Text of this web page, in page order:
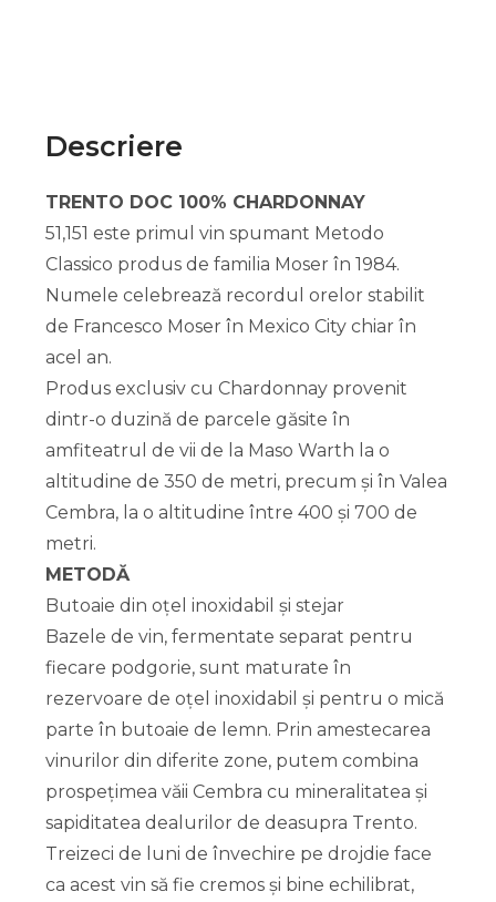
Descriere
TRENTO DOC 100% CHARDONNAY
51,151 este primul vin spumant Metodo
Classico produs de familia Moser în 1984.
Numele celebrează recordul orelor stabilit
de Francesco Moser în Mexico City chiar în
acel an.
Produs exclusiv cu Chardonnay provenit
dintr-o duzină de parcele găsite în
amfiteatrul de vii de la Maso Warth la o
altitudine de 350 de metri, precum și în Valea
Cembra, la o altitudine între 400 și 700 de
metri.
METODĂ
Butoaie din oțel inoxidabil și stejar
Bazele de vin, fermentate separat pentru
fiecare podgorie, sunt maturate în
rezervoare de oțel inoxidabil și pentru o mică
parte în butoaie de lemn. Prin amestecarea
vinurilor din diferite zone, putem combina
prospețimea văii Cembra cu mineralitatea și
sapiditatea dealurilor de deasupra Trento.
Treizeci de luni de învechire pe drojdie face
ca acest vin să fie cremos și bine echilibrat,